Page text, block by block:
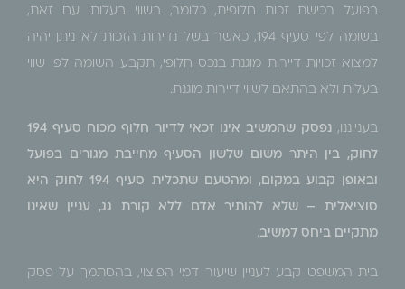
בפועל רכישת זכות חלופית, כלומר, בשווי בעלות. עם זאת,
בשומה לפי סעיף 194, כאשר בשל נדירות הזכות לא ניתן יהיה
למצוא זכויות דיירות מוגנת בנכס חלופי, תקבע השומה לפי שווי
בעלות ולא בהתאם לשווי דיירות מוגנת.
בענייננו, נפסק שהמשיב אינו זכאי לדיור חלוף מכוח סעיף 194
לחוק, בין היתר משום שלשון הסעיף מחייבת מגורים בפועל
ובאופן קבוע במקום, ומהטעם שתכלית סעיף 194 לחוק היא
סוציאלית – שלא להותיר אדם ללא קורת גג, עניין שאינו
מתקיים ביחס למשיב.
בית המשפט קבע לעניין שיעור דמי הפיצוי, בהסתמך על פסק